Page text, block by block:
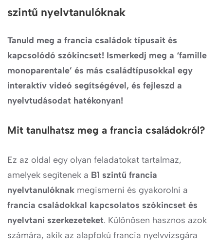
szintű nyelvtanulóknak
Tanuld meg a francia családok típusait és
kapcsolódó szókincset! Ismerkedj meg a ‘famille
monoparentale’ és más családtípusokkal egy
interaktív videó segítségével, és fejleszd a
nyelvtudásodat hatékonyan!
Mit tanulhatsz meg a francia családokról?
Ez az oldal egy olyan feladatokat tartalmaz,
amelyek segítenek a B1 szintű francia
nyelvtanulóknak megismerni és gyakorolni a
francia családokkal kapcsolatos szókincset és
nyelvtani szerkezeteket. Különösen hasznos azok
számára, akik az alapfokú francia nyelvvizsgára